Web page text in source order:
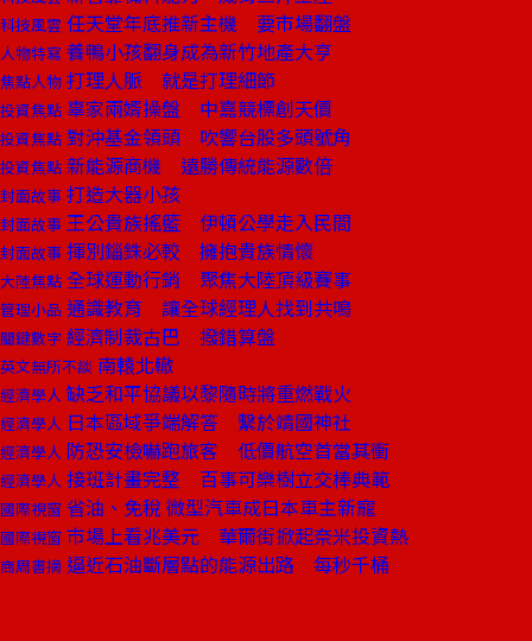
科技風雲 任天堂年底推新主機 要市場翻盤
人物特寫 養鴨小孩翻身成為新竹地產大亨
焦點人物 打理人脈 就是打理細節
投資焦點 辜家兩婿操盤 中嘉競標創天價
投資焦點 對沖基金領頭 吹響台股多頭號角
投資焦點 新能源商機 遠勝傳統能源數倍
封面故事 打造大器小孩
封面故事 王公貴族搖籃 伊頓公學走入民間
封面故事 揮別錙銖必較 擁抱貴族情懷
大陸焦點 全球運動行銷 聚焦大陸頂級賽事
管理小品 通識教育 讓全球經理人找到共鳴
關鍵數字 經濟制裁古巴 撥錯算盤
英文無所不談 南轅北轍
經濟學人 缺乏和平協議以黎隨時將重燃戰火
經濟學人 日本區域爭端解答 繫於靖國神社
經濟學人 防恐安檢嚇跑旅客 低價航空首當其衝
經濟學人 接班計畫完整 百事可樂樹立交棒典範
國際視窗 省油、免稅 微型汽車成日本車主新寵
國際視窗 市場上看兆美元 華爾街掀起奈米投資熱
商周書摘 逼近石油斷層點的能源出路 每秒千桶